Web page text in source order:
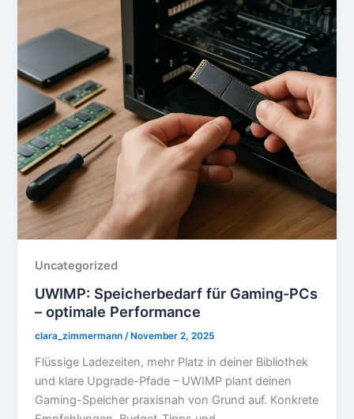
Uncategorized
UWIMP: Speicherbedarf für Gaming-PCs
– optimale Performance
clara_zimmermann/ November 2, 2025
Flüssige Ladezeiten, mehr Platz in deiner Bibliothek
und klare Upgrade-Pfade – UWIMP plant deinen
Gaming-Speicher praxisnah von Grund auf. Konkrete